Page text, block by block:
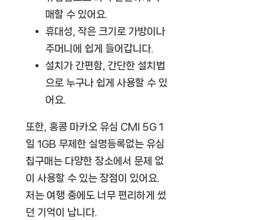
매할 수 있어요.
휴대성 , 작은 크기로 가방이나
주머니에 쉽게 들어갑니다.
설치가 간편함 , 간단한 설치법
으로 누구나 쉽게 사용할 수 있
어요.
또한, 홍콩 마카오 유심 CMI 5G 1
일 1GB 무제한 실명등록없는 유심
칩구매 는 다양한 장소에서 문제 없
이 사용할 수 있는 장점이 있어요.
저는 여행 중에도 너무 편리하게 썼
던 기억이 납니다.